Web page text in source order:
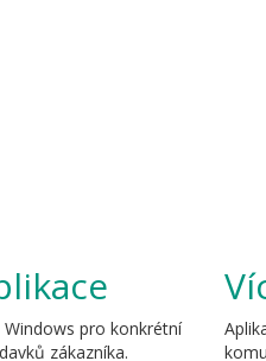
pro konkrétní
zákazníka.